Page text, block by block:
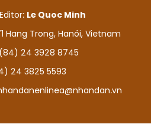
Le Quoc Minh
Hang Trong, Hanói, Vietnam
24 3928 8745
24 3825 5593